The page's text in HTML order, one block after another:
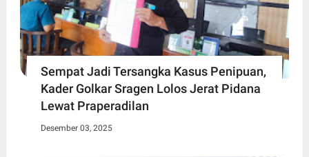
Sempat Jadi Tersangka Kasus Penipuan,
Kader Golkar Sragen Lolos Jerat Pidana
Lewat Praperadilan
Desember 03, 2025